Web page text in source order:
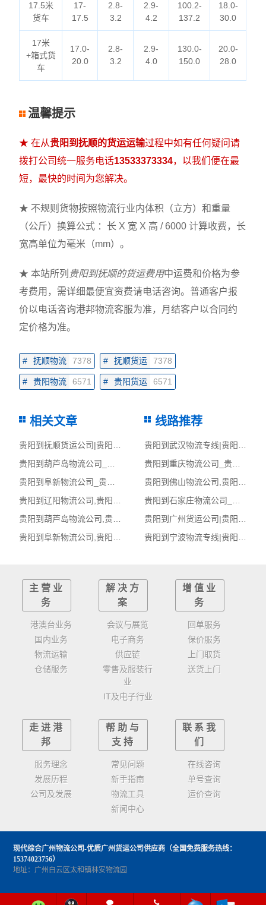
17.5米
货车
17-
17.5
2.8-
3.2
2.9-
4.2
100.2-
137.2
18.0-
30.0
17米
+箱式货
车
17.0-
20.0
2.8-
3.2
2.9-
4.0
130.0-
150.0
20.0-
28.0
温馨提示
★ 在从贵阳到抚顺的货运运输过程中如有任何疑问请
拨打公司统一服务电话13533373334，以我们便在最
短，最快的时间为您解决。
★ 不规则货物按照物流行业内体积（立方）和重量
（公斤）换算公式 ：长 X 宽 X 高 / 6000 计算收费，长
宽高单位为毫米（mm）。
★ 本站所列 贵阳到抚顺的货运费用中运费和价格为参
考费用，需详细最便宜资费请电话咨询。普通客户报
价以电话咨询港邦物流客服为准，月结客户以合同约
定价格为准。
# 抚顺物流 7378 # 抚顺货运 7378
# 贵阳物流 6571 # 贵阳货运 6571
相关文章
贵阳到抚顺货运公司|贵阳到抚顺货运专线
贵阳到葫芦岛物流公司_贵阳到葫芦岛货运_贵阳至葫芦岛物流专线
贵阳到阜新物流公司_贵阳到阜新货运_贵阳至阜新物流专线
贵阳到辽阳物流公司,贵阳物流到辽阳,贵阳至辽阳物流专线
贵阳到葫芦岛物流公司,贵阳物流到葫芦岛,贵阳至葫芦岛物流专线
贵阳到阜新物流公司,贵阳物流到阜新,贵阳至阜新物流专线
线路推荐
贵阳到武汉物流专线|贵阳至武汉货运公司
贵阳到重庆物流公司_贵阳到重庆货运_贵阳至重庆物流专线
贵阳到佛山物流公司,贵阳物流到佛山,贵阳至佛山物流专线
贵阳到石家庄物流公司_贵阳到石家庄货运_贵阳至石家庄物流专线
贵阳到广州货运公司|贵阳到广州货运专线
贵阳到宁波物流专线|贵阳至宁波货运公司
主营业
务
港澳台业务
国内业务
物流运输
仓储服务
解决方
案
会议与展览
电子商务
供应链
零售及服装行
业
IT及电子行业
增值业
务
回单服务
保价服务
上门取货
送货上门
走进港
邦
服务理念
发展历程
公司及发展
帮助与
支持
常见问题
新手指南
物流工具
新闻中心
联系我
们
在线咨询
单号查询
运价查询
现代综合广州物流公司-优质广州货运公司供应商 （全国免费服务热线：
15374023756）
地址：广州白云区太和镇林安物流园